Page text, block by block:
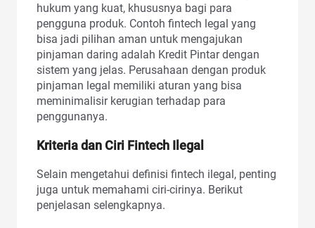
hukum yang kuat, khususnya bagi para
pengguna produk. Contoh fintech legal yang
bisa jadi pilihan aman untuk mengajukan
pinjaman daring adalah Kredit Pintar dengan
sistem yang jelas. Perusahaan dengan produk
pinjaman legal memiliki aturan yang bisa
meminimalisir kerugian terhadap para
penggunanya.
Kriteria dan Ciri Fintech Ilegal
Selain mengetahui definisi fintech ilegal, penting
juga untuk memahami ciri-cirinya. Berikut
penjelasan selengkapnya.